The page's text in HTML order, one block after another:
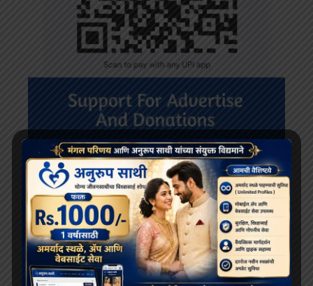
RECENT POSTS
दलाई लामा 91 साल के हो गए हैं; भारत और चीन के बीच बौद्ध धर्म
के भविष्य को लेकर खींचतान चल रही है
भव्य बौद्ध धम्म जुलूस बोमडिला में प्रवेश करता है